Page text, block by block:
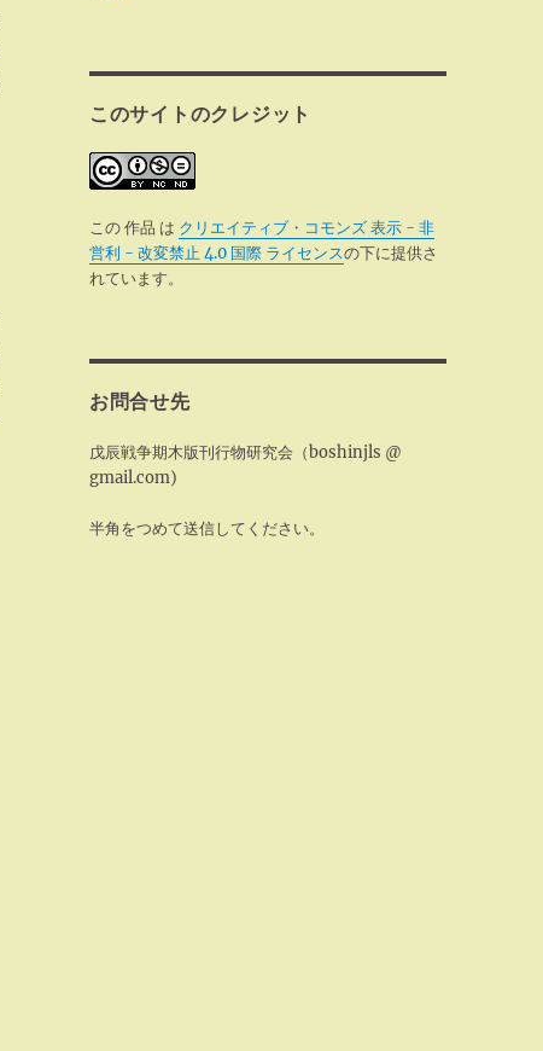
このサイトのクレジット
この 作品 は クリエイティブ・コモンズ 表示 - 非
営利 - 改変禁止 4.0 国際 ライセンスの下に提供さ
れています。
お問合せ先
戊辰戦争期木版刊行物研究会（boshinjls @
gmail.com)
半角をつめて送信してください。